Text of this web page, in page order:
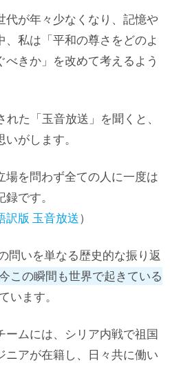
代が年々少なくなり、記憶や
、私は「平和の尊さをどのよ
べきか」を改めて考えるよう
た「玉音放送」を聞くと、
がします。
場を問わず全ての人に一度は
です。
訳版 玉音放送）
問いを単なる歴史的な振り返
この瞬間も世界で起きている
います。
ームには、シリア内戦で祖国
ニアが在籍し、日々共に働い